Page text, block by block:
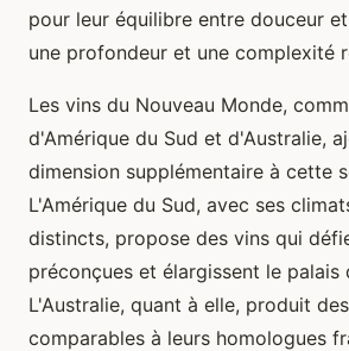
pour leur équilibre entre douceur
une profondeur et une complexité
Les vins du Nouveau Monde,
d'Amérique du Sud et d'Australie,
dimension supplémentaire à cette
L'Amérique du Sud, avec ses
distincts, propose des vins qui
préconçues et élargissent le palais
L'Australie, quant à elle, produit
comparables à leurs homologues